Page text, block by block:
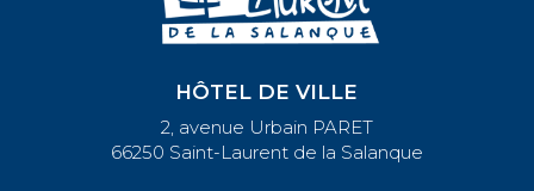
HÔTEL DE VILLE
2, avenue Urbain PARET
66250 Saint-Laurent de la Salanque